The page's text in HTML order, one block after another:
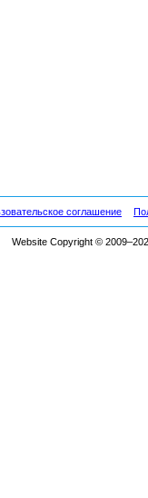
соглашение
Website Copyright ©